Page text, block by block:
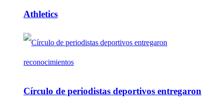
Athletics
Círculo de periodistas deportivos entregaron